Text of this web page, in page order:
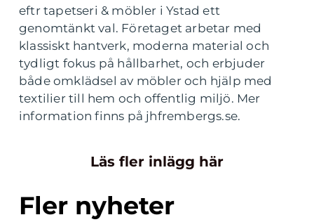
eftr tapetseri & möbler i Ystad ett
genomtänkt val. Företaget arbetar med
klassiskt hantverk, moderna material och
tydligt fokus på hållbarhet, och erbjuder
både omklädsel av möbler och hjälp med
textilier till hem och offentlig miljö. Mer
information finns på jhfrembergs.se.
Läs fler inlägg här
Fler nyheter